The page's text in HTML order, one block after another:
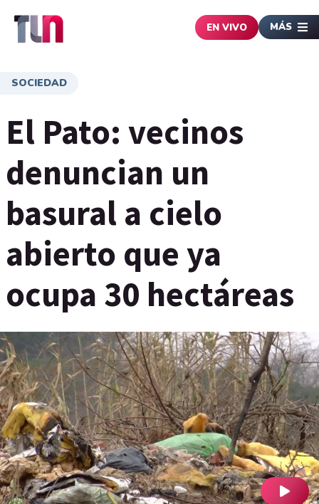
EN VIVO MÁS
SOCIEDAD
El Pato: vecinos
denuncian un
basural a cielo
abierto que ya
ocupa 30 hectáreas